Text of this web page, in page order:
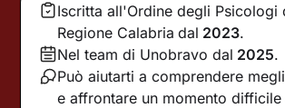
Iscritta all'Ordine degli Psicologi
Regione Calabria dal 2023.
Nel team di Unobravo dal 2025.
Può aiutarti a comprendere
e affrontare un momento